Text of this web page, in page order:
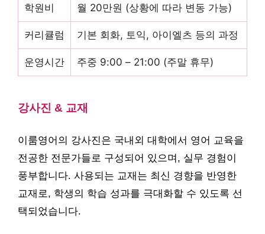
학원비 월 20만원 (상황에 따라 변동 가능)
커리큘럼 기본 회화, 토익, 아이엘츠 등의 과정
운영시간 주중 9:00 – 21:00 (주말 휴무)
강사진 & 교재
이룸영어의 강사진은 국내외 대학에서 영어 교육을
전공한 전문가들로 구성되어 있으며, 실무 경험이
풍부합니다. 사용되는 교재는 최신 경향을 반영한
교재로, 학생의 학습 성과를 극대화할 수 있도록 선
택되었습니다.